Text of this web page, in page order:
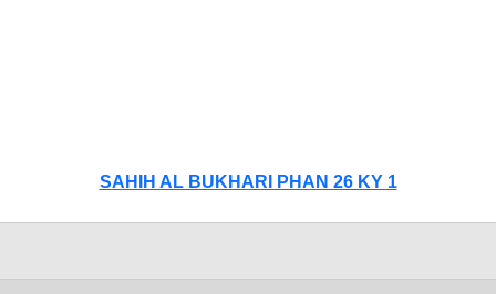
SAHIH AL BUKHARI PHAN 26 KY 1